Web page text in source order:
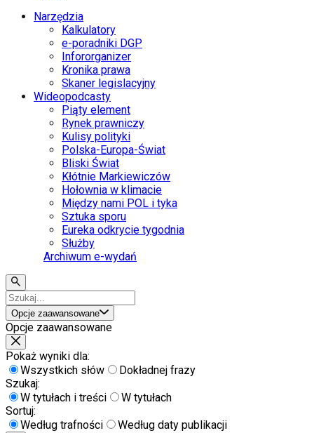
Narzędzia
Kalkulatory
e-poradniki DGP
Infororganizer
Kronika prawa
Skaner legislacyjny
Wideopodcasty
Piąty element
Rynek prawniczy
Kulisy polityki
Polska-Europa-Świat
Bliski Świat
Kłótnie Markiewiczów
Hołownia w klimacie
Między nami POL i tyka
Sztuka sporu
Eureka odkrycie tygodnia
Służby
Archiwum e-wydań
Opcje zaawansowane
Opcje zaawansowane
Pokaż wyniki dla:
Wszystkich słów
Dokładnej frazy
Szukaj:
W tytułach i treści
W tytułach
Sortuj:
Według trafności
Według daty publikacji